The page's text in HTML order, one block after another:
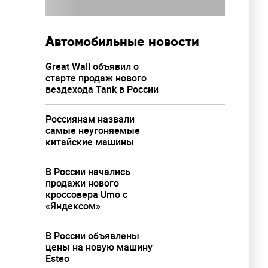
Автомобильные новости
Great Wall объявил о
старте продаж нового
вездехода Tank в России
Россиянам назвали
самые неугоняемые
китайские машины
В России начались
продажи нового
кроссовера Umo с
«Яндексом»
В России объявлены
цены на новую машину
Esteo